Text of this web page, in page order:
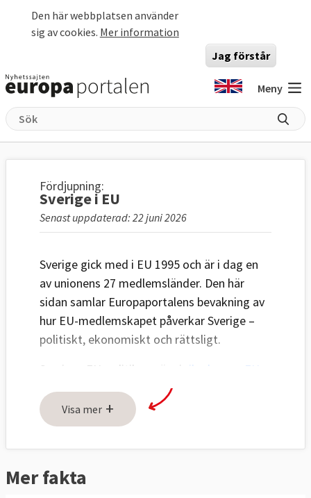
Den här webbplatsen använder
sig av cookies. Mer information
Jag förstår
Meny
Fördjupning:
Sverige i EU
Senast uppdaterad: 22 juni 2026
Sverige gick med i EU 1995 och är i dag en
av unionens 27 medlemsländer. Den här
sidan samlar Europaportalens bevakning av
hur EU-medlemskapet påverkar Sverige –
politiskt, ekonomiskt och rättsligt.
Sveriges EU-politik avgörs i riksdagens EU-
nämndoch den svenska regeringen för
Sveriges talan i EU:s råd. Även
Europaparlamentariker
Visa mer +
Mer fakta